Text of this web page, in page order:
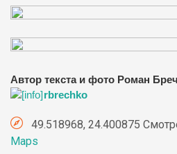
Автор текста и фото Роман
rbrechko
49.518968, 24.400875
Maps